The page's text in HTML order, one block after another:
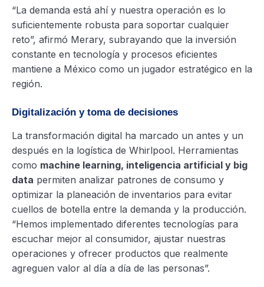
“La demanda está ahí y nuestra operación es lo
suficientemente robusta para soportar cualquier
reto”, afirmó Merary, subrayando que la inversión
constante en tecnología y procesos eficientes
mantiene a México como un jugador estratégico en la
región.
Digitalización y toma de decisiones
La transformación digital ha marcado un antes y un
después en la logística de Whirlpool. Herramientas
como machine learning, inteligencia artificial y big
data permiten analizar patrones de consumo y
optimizar la planeación de inventarios para evitar
cuellos de botella entre la demanda y la producción.
“Hemos implementado diferentes tecnologías para
escuchar mejor al consumidor, ajustar nuestras
operaciones y ofrecer productos que realmente
agreguen valor al día a día de las personas”.